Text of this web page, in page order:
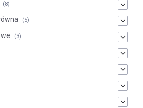
(8)
(5)
(3)